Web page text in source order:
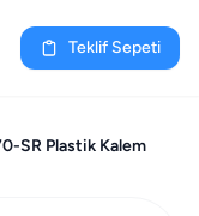
Teklif Sepeti
SR Plastik Kalem